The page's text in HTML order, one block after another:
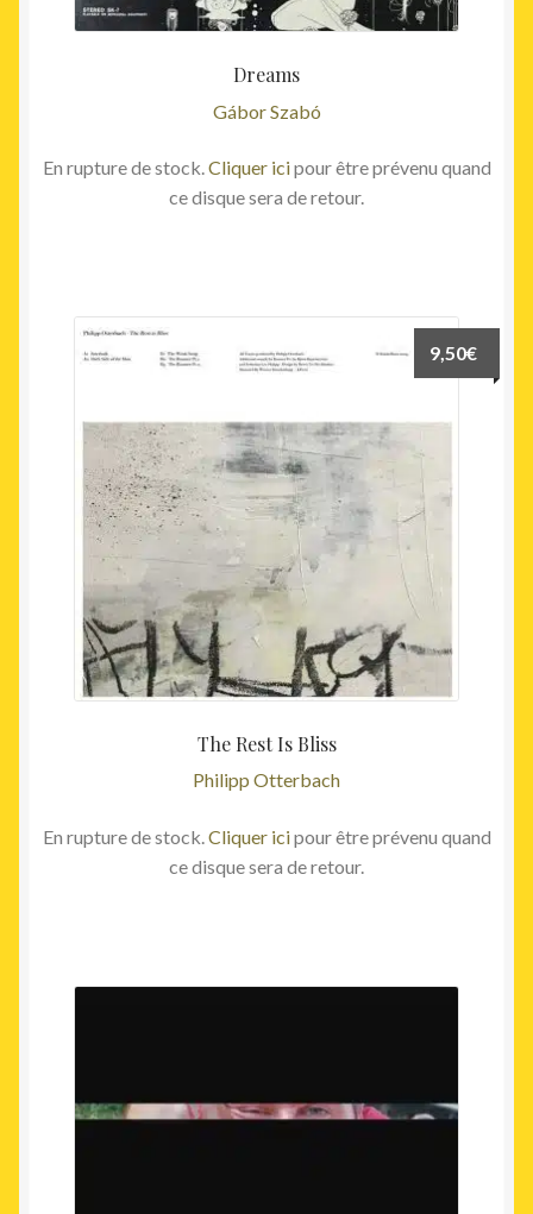
Dreams
Gábor Szabó
En rupture de stock.Cliquer icipour être prévenu quand
ce disque sera de retour.
The Rest Is Bliss
Philipp Otterbach
9,50€
En rupture de stock.Cliquer icipour être prévenu quand
ce disque sera de retour.